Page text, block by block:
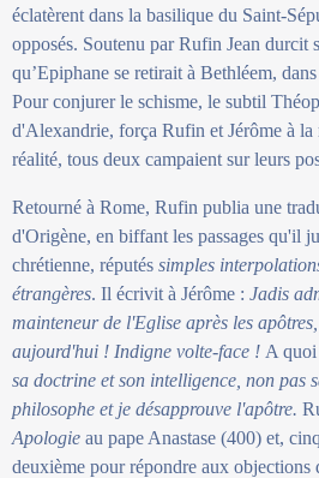
éclatèrent dans la basilique du Saint-
opposés. Soutenu par Rufin Jean durcit
qu’Epiphane se retirait à Bethléem,
Pour conjurer le schisme, le subtil
d'Alexandrie, força Rufin et Jérôme à la
réalité, tous deux campaient sur leurs
Retourné à Rome, Rufin publia une
d'Origène, en biffant les passages qu'il
chrétienne, réputés simples
étrangères. Il écrivit à Jérôme : Jadis
mainteneur de l'Eglise après les
aujourd'hui ! Indigne volte-face ! A quoi
sa doctrine et son intelligence, non pas
philosophe et je désapprouve l'apôtre.
Apologie au pape Anastase (400) et,
deuxième pour répondre aux